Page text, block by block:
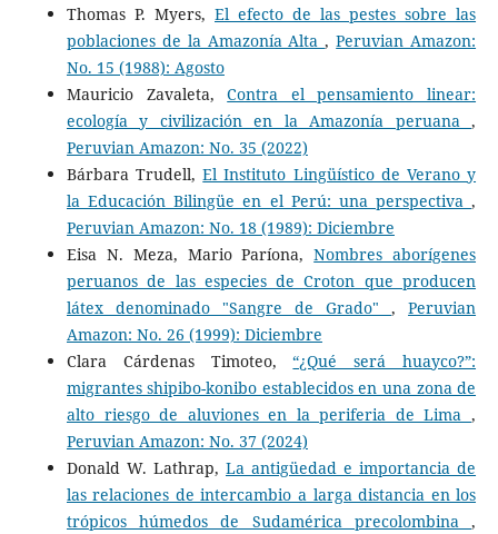
Thomas P. Myers, El efecto de las pestes sobre las
poblaciones de la Amazonía Alta,Peruvian Amazon:
No. 15 (1988): Agosto
Mauricio Zavaleta,Contra el pensamiento linear:
ecología y civilización en la Amazonía peruana,
Peruvian Amazon: No. 35 (2022)
Bárbara Trudell,El Instituto Lingüístico de Verano y
la Educación Bilingüe en el Perú: una perspectiva,
Peruvian Amazon: No. 18 (1989): Diciembre
Eisa N. Meza, Mario Paríona,Nombres aborígenes
peruanos de las especies de Croton que producen
látex denominado "Sangre de Grado",Peruvian
Amazon: No. 26 (1999): Diciembre
Clara Cárdenas Timoteo,“¿Qué será huayco?”:
migrantes shipibo-konibo establecidos en una zona de
alto riesgo de aluviones en la periferia de Lima,
Peruvian Amazon: No. 37 (2024)
Donald W. Lathrap, La antigüedad e importancia de
las relaciones de intercambio a larga distancia en los
trópicos húmedos de Sudamérica precolombina,